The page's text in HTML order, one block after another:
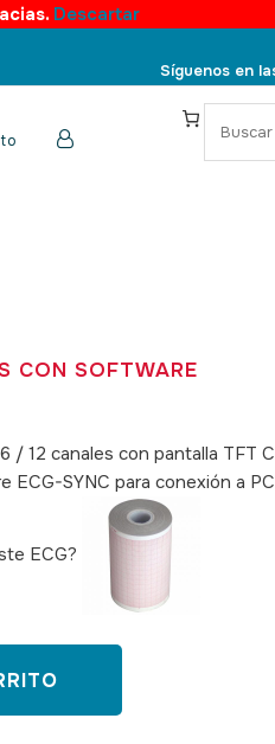
Descartar
Síguenos en
S
CON SOFTWARE
canales con pantalla TFT
SYNC para conexión a